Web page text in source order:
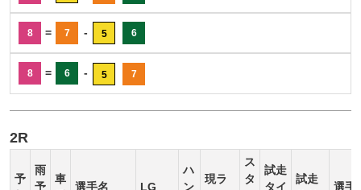
8 = 7 - 5 6
8 = 6 - 5 7
2R
予
雨
予
車
選手名 LG
ハ
ン
現ラ
ス
タ
試走
タイ
試走
選手